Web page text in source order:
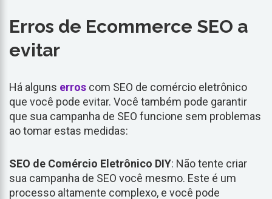
Erros de Ecommerce SEO a
evitar
Há alguns erros com SEO de comércio eletrônico
que você pode evitar. Você também pode garantir
que sua campanha de SEO funcione sem problemas
ao tomar estas medidas:
SEO de Comércio Eletrônico DIY: Não tente criar
sua campanha de SEO você mesmo. Este é um
processo altamente complexo, e você pode